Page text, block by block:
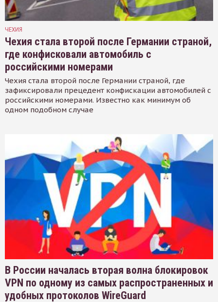
ЧЕХИЯ
Чехия стала второй после Германии страной,
где конфисковали автомобиль с
российскими номерами
Чехия стала второй после Германии страной, где
зафиксировали прецедент конфискации автомобилей с
российскими номерами. Известно как минимум об
одном подобном случае
В России началась вторая волна блокировок
VPN по одному из самых распространенных и
удобных протоколов WireGuard